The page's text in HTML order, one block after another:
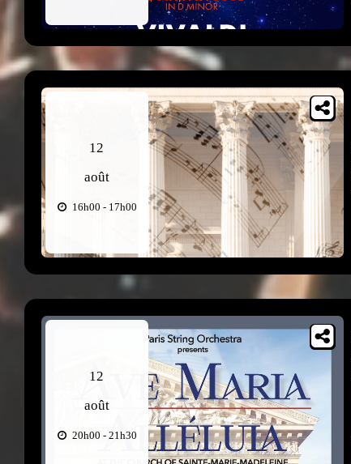
12
août
16h00 - 17h00
12
août
20h00 - 21h30